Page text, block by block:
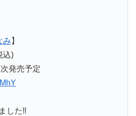
み 】
込)
発売予定
した‼